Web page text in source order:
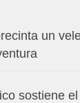
un
sostiene